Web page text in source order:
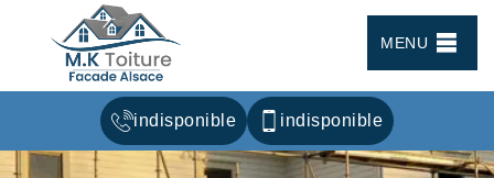
MENU
indisponible indisponible